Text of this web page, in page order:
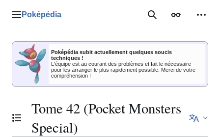
Menu principal
Poképédia RechercherApparence
Poképédia subit actuellement quelques soucis
techniques !
L'équipe est au courant des problèmes et fait le nécessaire
pour les arranger le plus rapidement possible. Merci de votre
compréhension !
Basculer la table des matières
Tome 42 (Pocket Monsters
Special)